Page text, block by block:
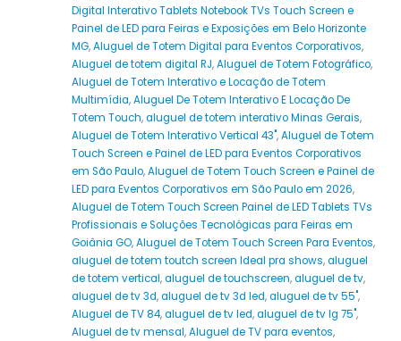
Digital Interativo Tablets Notebook TVs Touch Screen e
Painel de LED para Feiras e Exposições em Belo Horizonte
MG,Aluguel de Totem Digital para Eventos Corporativos,
Aluguel de totem digital RJ,Aluguel de Totem Fotográfico,
Aluguel de Totem Interativo e Locação de Totem
Multimídia,Aluguel De Totem Interativo E Locação De
Totem Touch,aluguel de totem interativo Minas Gerais,
Aluguel de Totem Interativo Vertical 43",Aluguel de Totem
Touch Screen e Painel de LED para Eventos Corporativos
em São Paulo,Aluguel de Totem Touch Screen e Painel de
LED para Eventos Corporativos em São Paulo em 2026,
Aluguel de Totem Touch Screen Painel de LED Tablets TVs
Profissionais e Soluções Tecnológicas para Feiras em
Goiânia GO,Aluguel de Totem Touch Screen Para Eventos,
aluguel de totem toutch screen Ideal pra shows,aluguel
de totem vertical,aluguel de touchscreen,aluguel de tv,
aluguel de tv 3d,aluguel de tv 3d led,aluguel de tv 55",
Aluguel de TV 84,aluguel de tv led,aluguel de tv lg 75",
Aluguel de tv mensal,Aluguel de TV para eventos,